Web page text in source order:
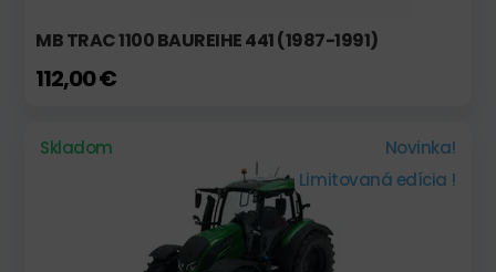
MB TRAC 1100 BAUREIHE 441 (1987-1991)
112,00 €
Skladom
Novinka!
Limitovaná edícia !